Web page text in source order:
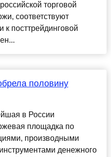
торговой
соответствуют
к посттрейдинговой
половину
в России
площадка по
производными
денежного